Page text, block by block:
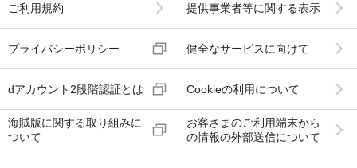
ご利用規約 提供事業者等に関する表示
プライバシーポリシー 健全なサービスに向けて
dアカウント2段階認証とは Cookieの利用について
海賊版に関する取り組みに
ついて
お客さまのご利用端末から
の情報の外部送信について